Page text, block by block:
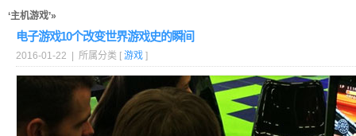
‘主机游戏’»
电子游戏10个改变世界游戏史的瞬间
2016-01-22 | 所属分类 [ 游戏 ]